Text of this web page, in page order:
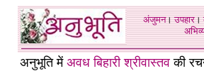
अंजुमन।उपहार।
अनुभूति में अवध बिहारी श्रीवास्तव की